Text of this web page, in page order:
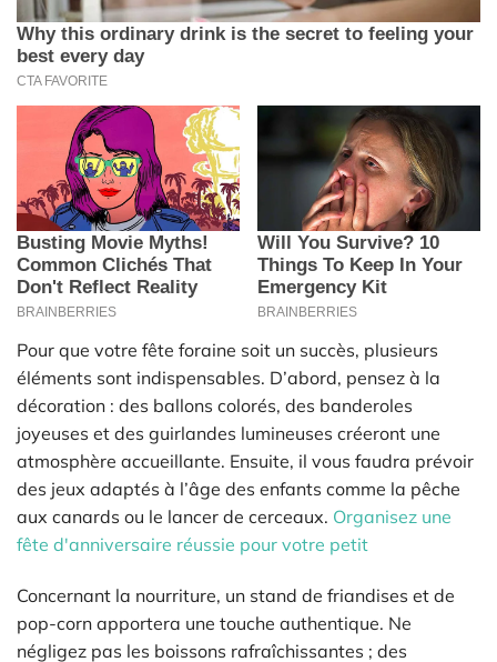
Pour que votre fête foraine soit un succès, plusieurs
éléments sont indispensables. D’abord, pensez à la
décoration : des ballons colorés, des banderoles
joyeuses et des guirlandes lumineuses créeront une
atmosphère accueillante. Ensuite, il vous faudra prévoir
des jeux adaptés à l’âge des enfants comme la pêche
aux canards ou le lancer de cerceaux. Organisez une
fête d'anniversaire réussie pour votre petit
Concernant la nourriture, un stand de friandises et de
pop-corn apportera une touche authentique. Ne
négligez pas les boissons rafraîchissantes ; des